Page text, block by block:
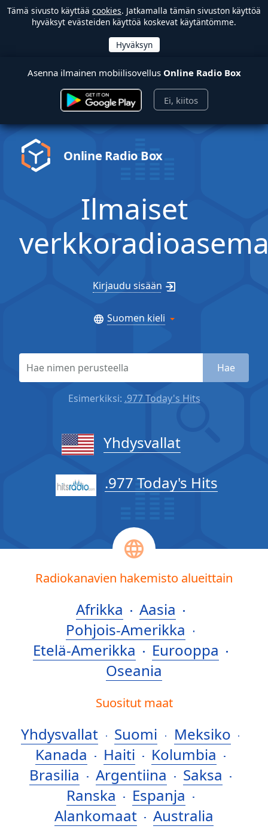
Tämä sivusto käyttää cookies. Jatkamalla tämän sivuston käyttöä
hyväksyt evästeiden käyttöä koskevat käytäntömme.
Asenna ilmainen mobiilisovellus Online Radio Box
Ei, kiitos
Online Radio Box
Ilmaiset
Suomen kieli
Kirjaudu sisään
Hae
Esimerkiksi: .977 Today's Hits
Yhdysvallat
.977 Today's Hits
Radiokanavien hakemisto alueittain
Afrikka
Aasia
Pohjois-Amerikka
Etelä-Amerikka
Eurooppa
Oseania
Suositut maat
Yhdysvallat Suomi
Meksiko
Kanada
Haiti
Kolumbia
Brasilia
Argentiina
Saksa
Ranska
Espanja
Alankomaat
Australia